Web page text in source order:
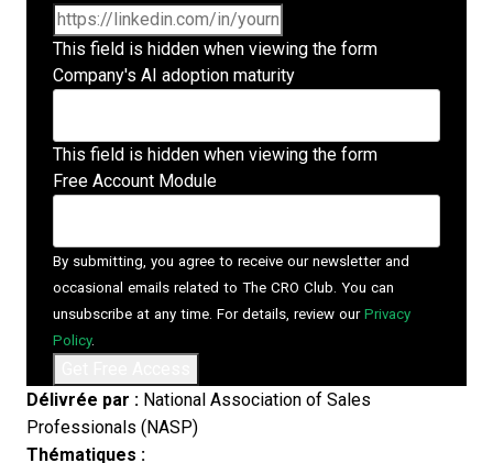
This field is hidden when viewing the form
Company's AI adoption maturity
This field is hidden when viewing the form
Free Account Module
By submitting, you agree to receive our newsletter and
occasional emails related to The CRO Club. You can
unsubscribe at any time. For details, review our Privacy
Policy.
Délivrée par : National Association of Sales
Professionals (NASP)
Thématiques :